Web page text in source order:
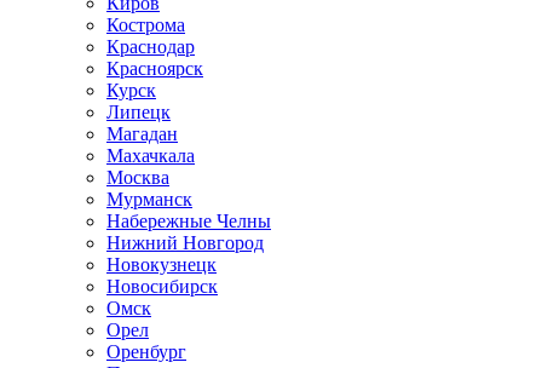
Кострома
Краснодар
Красноярск
Курск
Липецк
Магадан
Махачкала
Москва
Мурманск
Набережные Челны
Нижний Новгород
Новокузнецк
Новосибирск
Омск
Орел
Оренбург